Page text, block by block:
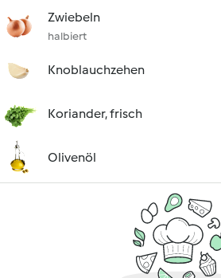
Zwiebeln
halbiert
Knoblauchzehen
Koriander, frisch
Olivenöl